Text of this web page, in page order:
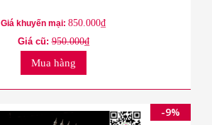
Giá khuyến mại: 850.000₫
Giá cũ:950.000₫
Mua hàng
-9%